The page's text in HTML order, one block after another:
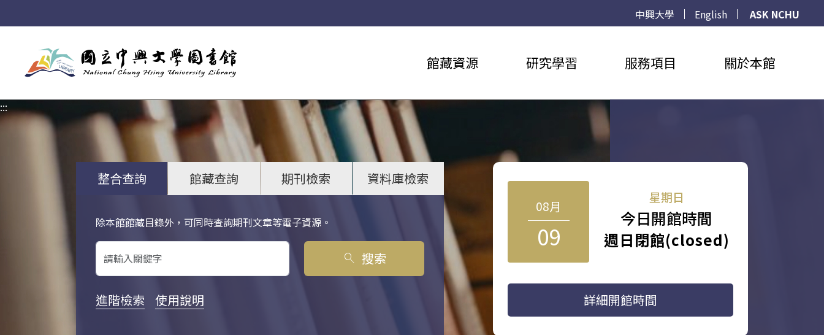
中興大學 English
ASK NCHU
館藏資源 研究學習 服務項目 關於本館
:::
整合查詢 館藏查詢 期刊檢索 資料庫檢索
除本館館藏目錄外，可同時查詢期刊文章等電子資源。
關鍵字搜尋
search 搜索
進階檢索 使用說明
08月
09
星期日
今日開館時間
週日閉館(closed)
詳細開館時間